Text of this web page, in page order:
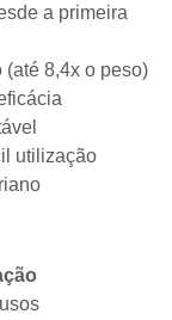
a primeira
8,4x o peso)
utilização